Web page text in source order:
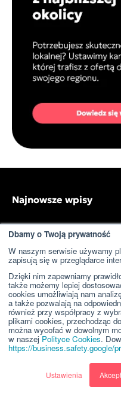
Dbamy o Twoją prywatność
W naszym serwisie używamy
zapisują się w przeglądarce
Dzięki nim zapewniamy
także możemy lepiej
cookies umożliwiają nam
a także pozwalają na
również przy współpracy z
plikami cookies, przechodząc
można wycofać w dowolnym
w naszejPolityce Cookies.
https://business.safety.google/
Ustawienia
Najnowsze wpisy
KSeF i zarządzanie
samofakturowanie to za
Zarządzanie firmą 31 lipca 2026
Zarządzanie opiniami
kompleksowy przewodnik
średnich firm
Strategia marketingowa 31 lipca
Ile naprawdę kosztuje brak
Zarządzanie firmą 30 lipca 2026